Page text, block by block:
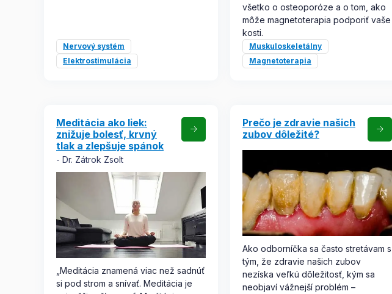
Nervový systém
Elektrostimulácia
všetko o osteoporóze a o tom, ako
môže magnetoterapia podporiť vaše
kosti.
Muskuloskeletálny
Magnetoterapia
Meditácia ako liek:
znižuje bolesť, krvný
tlak a zlepšuje spánok
Dr. Zátrok Zsolt
„Meditácia znamená viac než sadnúť
si pod strom a snívať. Meditácia je
Prečo je zdravie našich
zubov dôležité?
Ako odborníčka sa často stretávam s
tým, že zdravie našich zubov
nezíska veľkú dôležitosť, kým sa
neobjaví vážnejší problém –